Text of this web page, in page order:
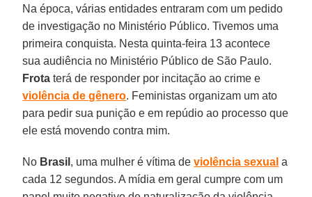
Na época, várias entidades entraram com um pedido
de investigação no Ministério Público. Tivemos uma
primeira conquista. Nesta quinta-feira 13 acontece
sua audiência no Ministério Público de São Paulo.
Frota terá de responder por incitação ao crime e
violência de gênero. Feministas organizam um ato
para pedir sua punição e em repúdio ao processo que
ele está movendo contra mim.
No Brasil , uma mulher é vítima deviolência sexual a
cada 12 segundos. A mídia em geral cumpre com um